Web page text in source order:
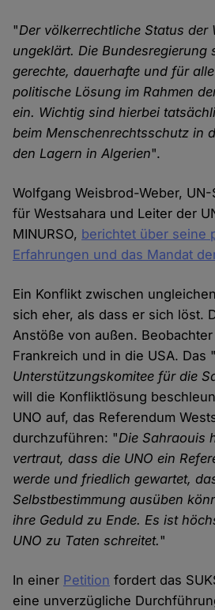
"Der völkerrechtliche Status der
ungeklärt. Die Bundesregierung
gerechte, dauerhafte und für
politische Lösung im Rahmen
ein. Wichtig sind hierbei
beim Menschenrechtsschutz in
den Lagern in Algerien".
Wolfgang Weisbrod-Weber,
für Westsahara und Leiter der
MINURSO, berichtet über seine
Erfahrungen und das Mandat
Ein Konflikt zwischen
sich eher, als dass er sich löst.
Anstöße von außen.
Frankreich und in die USA. Das
Unterstützungskomitee für die
will die Konfliktlösung
UNO auf, das Referendum
durchzuführen: "Die Sahraouis
vertraut, dass die UNO ein
werde und friedlich gewartet,
Selbstbestimmung ausüben
ihre Geduld zu Ende. Es ist
UNO zu Taten schreitet."
In einer Petition fordert das
eine unverzügliche